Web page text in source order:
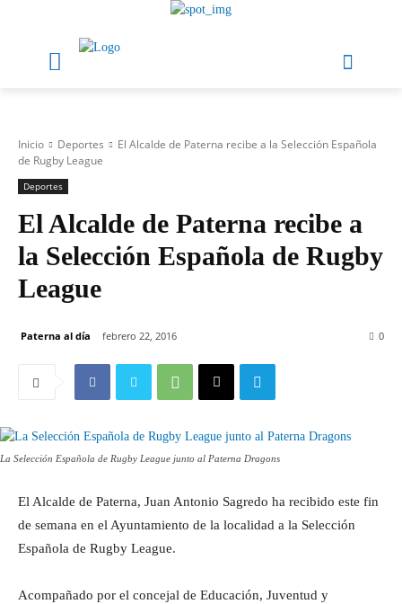
Inicio Deportes
El Alcalde de Paterna recibe a la Selección Española
de Rugby League
Deportes
El Alcalde de Paterna recibe a
la Selección Española de Rugby
League
Paterna al día febrero 22, 2016 0
La Selección Española de Rugby League junto al Paterna Dragons
El Alcalde de Paterna, Juan Antonio Sagredo ha recibido este fin
de semana en el Ayuntamiento de la localidad a la Selección
Española de Rugby League.
Acompañado por el concejal de Educación, Juventud y